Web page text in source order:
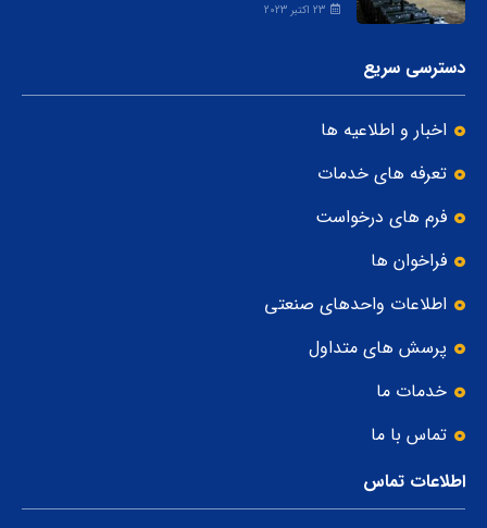
23 اکتبر 2023
دسترسی سریع
اخبار و اطلاعیه ها
تعرفه های خدمات
فرم های درخواست
فراخوان ها
اطلاعات واحدهای صنعتی
پرسش های متداول
خدمات ما
تماس با ما
اطلاعات تماس